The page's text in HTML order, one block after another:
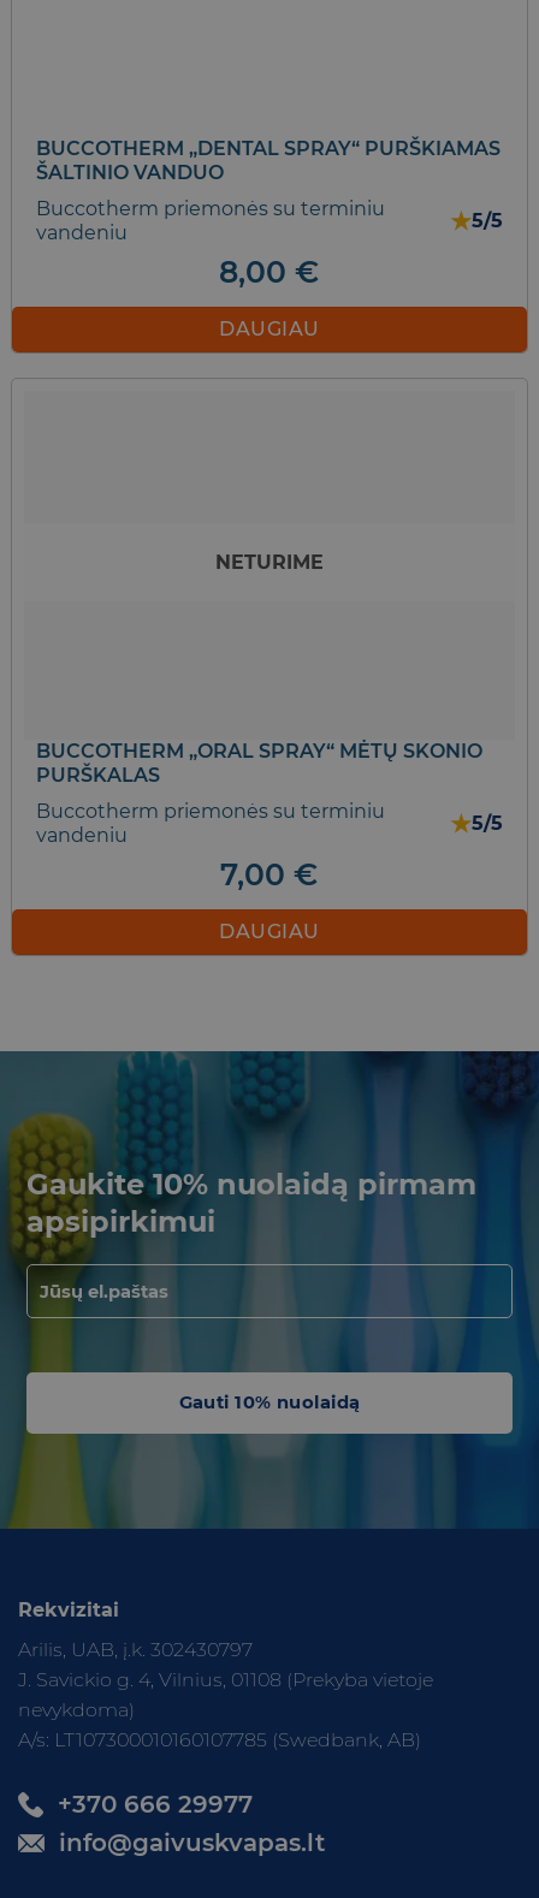
BUCCOTHERM „DENTAL SPRAY“ PURŠKIAMAS
ŠALTINIO VANDUO
Buccotherm priemonės su terminiu
vandeniu
★5/5
8,00€
DAUGIAU
NETURIME
BUCCOTHERM „ORAL SPRAY“ MĖTŲ SKONIO
PURŠKALAS
Buccotherm priemonės su terminiu
vandeniu
★5/5
7,00€
DAUGIAU
Gaukite 10% nuolaidą pirmam
apsipirkimui
Gauti 10% nuolaidą
Rekvizitai
Arilis, UAB, į.k. 302430797
J. Savickio g. 4, Vilnius, 01108 (Prekyba vietoje
nevykdoma)
A/s: LT107300010160107785 (Swedbank, AB)
+370 666 29977
info@gaivuskvapas.lt